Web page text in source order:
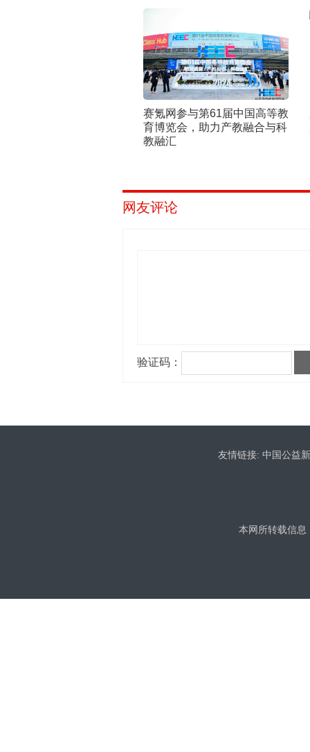
赛氪网参与第61届中国高等教
育博览会，助力产教融合与科
教融汇
网友评论
友情链接: 中国公益
本网所转载信息